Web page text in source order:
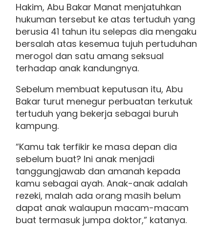
Hakim, Abu Bakar Manat menjatuhkan
hukuman tersebut ke atas tertuduh yang
berusia 41 tahun itu selepas dia mengaku
bersalah atas kesemua tujuh pertuduhan
merogol dan satu amang seksual
terhadap anak kandungnya.
Sebelum membuat keputusan itu, Abu
Bakar turut menegur perbuatan terkutuk
tertuduh yang bekerja sebagai buruh
kampung.
“Kamu tak terfikir ke masa depan dia
sebelum buat? Ini anak menjadi
tanggungjawab dan amanah kepada
kamu sebagai ayah. Anak-anak adalah
rezeki, malah ada orang masih belum
dapat anak walaupun macam-macam
buat termasuk jumpa doktor,” katanya.